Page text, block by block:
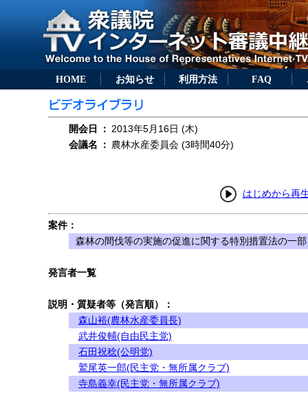
HOME お知らせ 利用方法 FAQ
開会日 ： 2013年5月16日 (木)
会議名
： 農林水産委員会 (3時間40分)
はじめから再
案件：
森林の間伐等の実施の促進に関する特別措置法の一
発言者一覧
説明・質疑者等（発言順）：
森山裕(農林水産委員長)
武井俊輔(自由民主党)
石田祝稔(公明党)
鷲尾英一郎(民主党・無所属クラブ)
寺島義幸(民主党・無所属クラブ)